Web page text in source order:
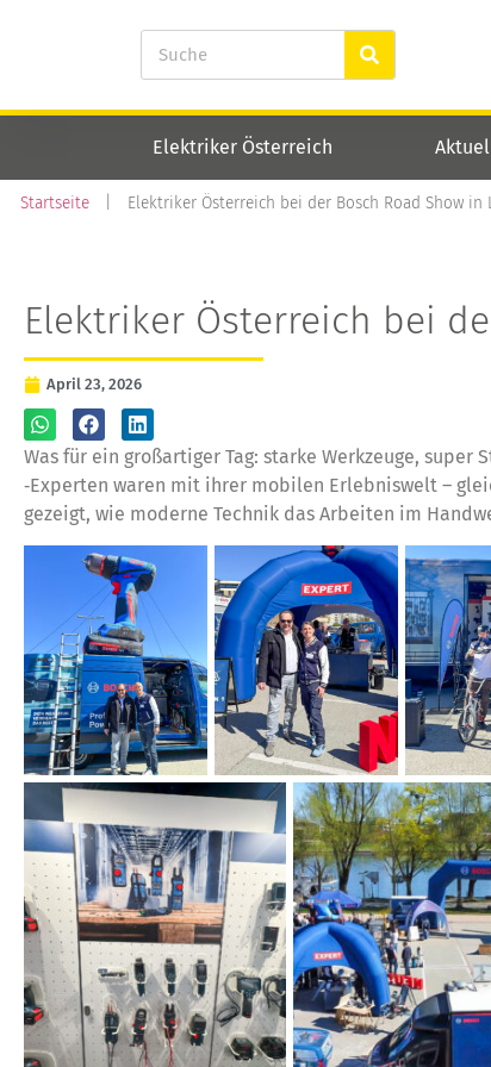
Elektriker Österreich
Startseite Elektriker Österreich bei der Bosch Road Show in
Elektriker Österreich bei
April 23, 2026
Was für ein großartiger Tag: starke Werkzeuge, super
‑Experten waren mit ihrer mobilen Erlebniswelt –
gezeigt, wie moderne Technik das Arbeiten im